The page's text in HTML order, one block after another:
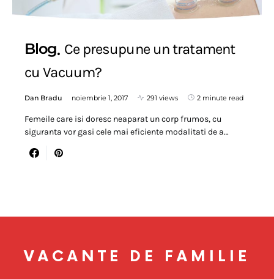
Blog Ce presupune un tratament
cu Vacuum?
Dan Bradu noiembrie 1, 2017 291 views 2 minute read
Femeile care isi doresc neaparat un corp frumos, cu
siguranta vor gasi cele mai eficiente modalitati de a…
VACANTE DE FAMILIE